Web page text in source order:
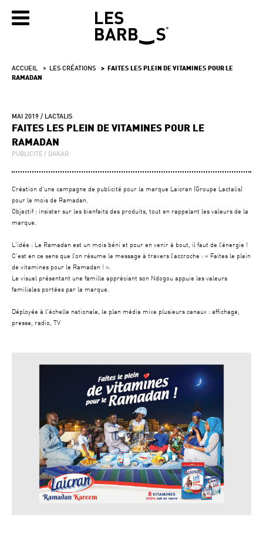
ACCUEIL LES CRÉATIONS
FAITES LES PLEIN DE VITAMINES POUR LE
RAMADAN
MAI 2019 LACTALIS
FAITES LES PLEIN DE VITAMINES POUR LE
RAMADAN
PUBLICITE DAKAR
Création d'une campagne de publicité pour la marque Laicran (Groupe Lactalis)
pour le mois de Ramadan.
Objectif : insister sur les bienfaits des produits, tout en rappelant les valeurs de la
marque.
L'idée : Le Ramadan est un mois béni et pour en venir à bout, il faut de l’énergie !
C’est en ce sens que l’on résume le message à travers l’accroche : « Faites le plein
de vitamines pour le Ramadan ! ».
Le visuel présentant une famille appréciant son Ndogou appuie les valeurs
familiales portées par la marque.
Déployée à l'échelle nationale, le plan média mixe plusieurs canaux : affichage,
presse, radio, TV